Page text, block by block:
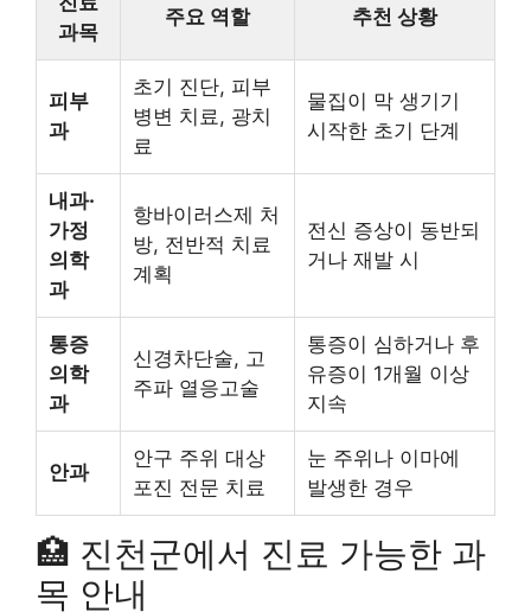
과목
주요 역할 추천 상황
피부
과
초기 진단, 피부
병변 치료, 광치
료
물집이 막 생기기
시작한 초기 단계
내과·
가정
의학
과
항바이러스제 처
방, 전반적 치료
계획
전신 증상이 동반되
거나 재발 시
통증
의학
과
신경차단술, 고
주파 열응고술
통증이 심하거나 후
유증이 1개월 이상
지속
안과
안구 주위 대상
포진 전문 치료
눈 주위나 이마에
발생한 경우
🏥 진천군에서 진료 가능한 과
목 안내